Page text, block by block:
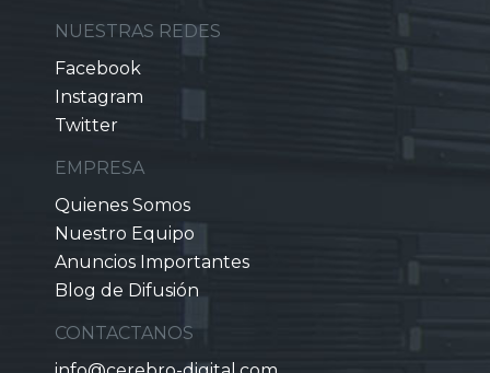
NUESTRAS REDES
Facebook
Instagram
Twitter
EMPRESA
Quienes Somos
Nuestro Equipo
Anuncios Importantes
Blog de Difusión
CONTACTANOS